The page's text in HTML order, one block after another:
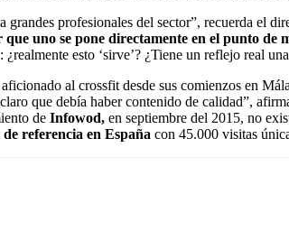
grandes profesionales del sector”, recuerda el
uno se pone directamente en el punto
¿realmente esto ‘sirve’? ¿Tiene un reflejo real
aficionado al crossfit desde sus comienzos en
que debía haber contenido de calidad”,
de Infowod, en septiembre del 2015, no
referencia en España con 45.000 visitas